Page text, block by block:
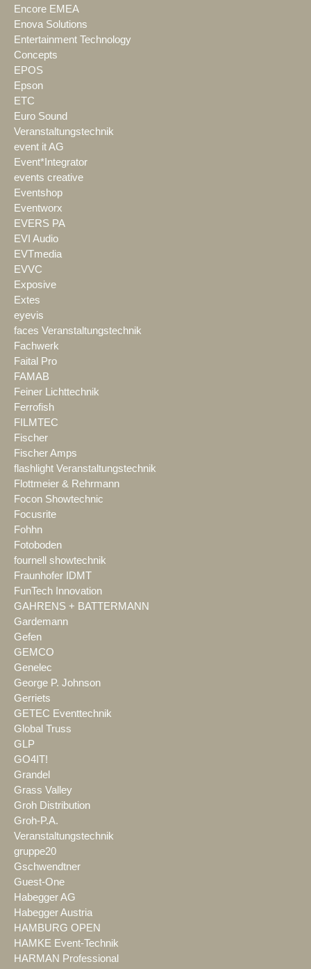
Encore EMEA
Enova Solutions
Entertainment Technology
Concepts
EPOS
Epson
ETC
Euro Sound
Veranstaltungstechnik
event it AG
Event*Integrator
events creative
Eventshop
Eventworx
EVERS PA
EVI Audio
EVTmedia
EVVC
Exposive
Extes
eyevis
faces Veranstaltungstechnik
Fachwerk
Faital Pro
FAMAB
Feiner Lichttechnik
Ferrofish
FILMTEC
Fischer
Fischer Amps
flashlight Veranstaltungstechnik
Flottmeier & Rehrmann
Focon Showtechnic
Focusrite
Fohhn
Fotoboden
fournell showtechnik
Fraunhofer IDMT
FunTech Innovation
GAHRENS + BATTERMANN
Gardemann
Gefen
GEMCO
Genelec
George P. Johnson
Gerriets
GETEC Eventtechnik
Global Truss
GLP
GO4IT!
Grandel
Grass Valley
Groh Distribution
Groh-P.A.
Veranstaltungstechnik
gruppe20
Gschwendtner
Guest-One
Habegger AG
Habegger Austria
HAMBURG OPEN
HAMKE Event-Technik
HARMAN Professional